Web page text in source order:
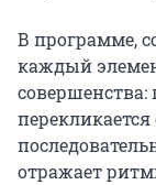
В программе,
каждый
отражает